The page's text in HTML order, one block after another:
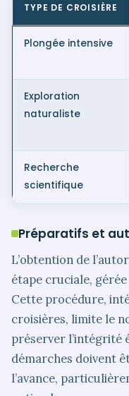
TYPE DE CROISIÈRE
Plongée intensive
Exploration
naturaliste
Recherche
scientifique
Préparatifs et
L’obtention de
étape cruciale,
Cette procédure,
croisières, limite le
préserver l’intégrité
démarches doivent
l’avance,